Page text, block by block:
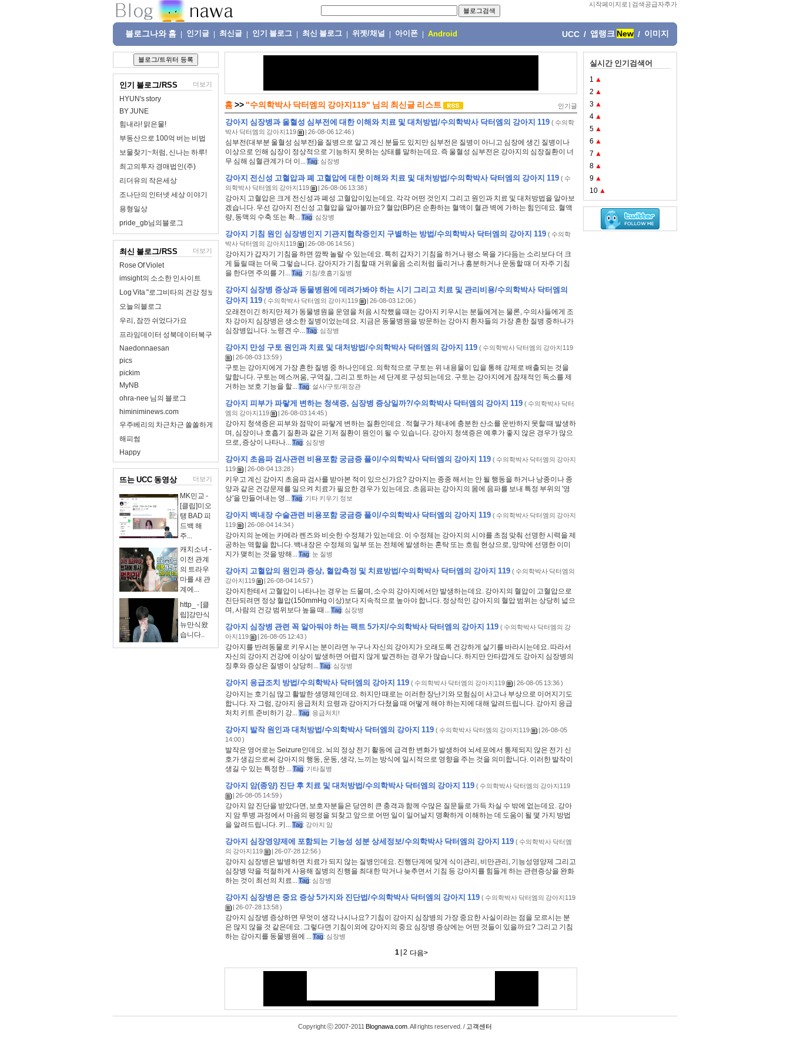
시작페이지로 | 검색공급자추가
블로그나와 홈 인기글 최신글 인기 블로그 최신 블로그 위젯/채널 아이폰 Android UCC / 앱랭크 New / 이미지
인기 블로그/RSS 더보기
HYUN's story
BY JUNE
힘내라! 맑은물!
부동산으로 100억 버는 비법
보물찾기~처럼, 신나는 하루!
최고의투자 경매법인(주)
리더유의 작은세상
조나단의 인터넷 세상 이야기
용형일상
pride_gb님의블로그
최신 블로그/RSS 더보기
Rose Of Violet
imsight의 소소한 인사이트
Log Vita "로그비타의 건강 정보 완전 정리"
오늘의블로그
우리, 잠깐 쉬었다가요
프라임데이터 성북데이터복구
Naedonnaesan
pics
pickim
MyNB
ohra-nee 님의 블로그
himiniminews.com
우주베리의 차근차근 쏠쏠하게
해피썸
Happy
뜨는 UCC 동영상 더보기
MK민교 -
[클립]미오
탱 BAD 피
드백 해
주...
캐치소녀 -
이전 관계
의 트라우
마를 새 관
계에...
http_ - [클
립]강만식
뉴만식왔
습니다..
홈>> "수의학박사 닥터엠의 강아지119" 님의 최신글 리스트 인기글
강아지 심장병과 울혈성 심부전에 대한 이해와 치료 및 대처방법/수의학박사 닥터엠의 강아지 119 ( 수의학
박사 닥터엠의 강아지119
| 26-08-06 12:46 )
심부전(대부분 울혈성 심부전)을 질병으로 알고 계신 분들도 있지만 심부전은 질병이 아니고 심장에 생긴 질병이나
이상으로 인해 심장이 정상적으로 기능하지 못하는 상태를 말하는데요. 즉 울혈성 심부전은 강아지의 심장질환이 너
무 심해 심혈관계가 더 이...Tag: 심장병
강아지 전신성 고혈압과 폐 고혈압에 대한 이해와 치료 및 대처방법/수의학박사 닥터엠의 강아지 119 ( 수
의학박사 닥터엠의 강아지119
| 26-08-06 13:38 )
강아지 고혈압은 크게 전신성과 폐성 고혈압이있는데요. 각각 어떤 것인지 그리고 원인과 치료 및 대처방법을 알아보
겠습니다. 우선 강아지 전신성 고혈압을 알아볼까요? 혈압(BP)은 순환하는 혈액이 혈관 벽에 가하는 힘인데요. 혈액
량, 동맥의 수축 또는 확...Tag: 심장병
강아지 기침 원인 심장병인지 기관지협착증인지 구별하는 방법/수의학박사 닥터엠의 강아지 119 ( 수의학
박사 닥터엠의 강아지119
| 26-08-06 14:56 )
강아지가 갑자기 기침을 하면 깜짝 놀랄 수 있는데요. 특히 갑자기 기침을 하거나 평소 목을 가다듬는 소리보다 더 크
게 들릴 때는 더욱 그렇습니다. 강아지가 기침할 때 거위울음 소리처럼 들리거나 흥분하거나 운동할 때 더 자주 기침
을 한다면 주의를 기...Tag: 기침/호흡기질병
강아지 심장병 증상과 동물병원에 데려가봐야 하는 시기 그리고 치료 및 관리비용/수의학박사 닥터엠의
강아지 119 ( 수의학박사 닥터엠의 강아지119 | 26-08-03 12:06 )
오래전이긴 하지만 제가 동물병원을 운영을 처음 시작했을 때는 강아지 키우시는 분들에게는 물론, 수의사들에게 조
차 강아지 심장병은 생소한 질병이었는데요. 지금은 동물병원을 방문하는 강아지 환자들의 가장 흔한 질병 중하나가
심장병입니다. 노령견 수...Tag: 심장병
강아지 만성 구토 원인과 치료 및 대처방법/수의학박사 닥터엠의 강아지 119 ( 수의학박사 닥터엠의 강아지119
| 26-08-03 13:59 )
구토는 강아지에게 가장 흔한 질병 중 하나인데요. 의학적으로 구토는 위 내용물이 입을 통해 강제로 배출되는 것을
말합니다. 구토는 메스꺼움, 구역질, 그리고 토하는 세 단계로 구성되는데요. 구토는 강아지에게 잠재적인 독소를 제
거하는 보호 기능을 할...Tag: 설사/구토/위장관
강아지 피부가 파랗게 변하는 청색증, 심장병 증상일까?/수의학박사 닥터엠의 강아지 119 ( 수의학박사 닥터
엠의 강아지119
| 26-08-03 14:45 )
강아지 청색증은 피부와 점막이 파랗게 변하는 질환인데요 . 적혈구가 체내에 충분한 산소를 운반하지 못할 때 발생하
며, 심장이나 호흡기 질환과 같은 기저 질환이 원인이 될 수 있습니다. 강아지 청색증은 예후가 좋지 않은 경우가 많으
므로, 증상이 나타나...Tag: 심장병
강아지 초음파 검사관련 비용포함 궁금증 풀이/수의학박사 닥터엠의 강아지 119 ( 수의학박사 닥터엠의 강아지
119
| 26-08-04 13:28 )
키우고 계신 강아지 초음파 검사를 받아본 적이 있으신가요? 강아지는 종종 해서는 안 될 행동을 하거나 낭종이나 종
양과 같은 건강문제를 일으켜 치료가 필요한 경우가 있는데요. 초음파는 강아지의 몸에 음파를 보내 특정 부위의 '영
상'을 만들어내는 영...Tag: 기타 키우기 정보
강아지 백내장 수술관련 비용포함 궁금증 풀이/수의학박사 닥터엠의 강아지 119 ( 수의학박사 닥터엠의 강아지
119
| 26-08-04 14:34 )
강아지의 눈에는 카메라 렌즈와 비슷한 수정체가 있는데요. 이 수정체는 강아지의 시야를 초점 맞춰 선명한 시력을 제
공하는 역할을 합니다. 백내장은 수정체의 일부 또는 전체에 발생하는 혼탁 또는 흐림 현상으로, 망막에 선명한 이미
지가 맺히는 것을 방해...Tag: 눈 질병
강아지 고혈압의 원인과 증상, 혈압측정 및 치료방법/수의학박사 닥터엠의 강아지 119 ( 수의학박사 닥터엠의
강아지119
| 26-08-04 14:57 )
강아지한테서 고혈압이 나타나는 경우는 드물며, 소수의 강아지에서만 발생하는데요. 강아지의 혈압이 고혈압으로
진단되려면 정상 혈압(150mmHg 이상)보다 지속적으로 높아야 합니다. 정상적인 강아지의 혈압 범위는 상당히 넓으
며, 사람의 건강 범위보다 높을 때...Tag: 심장병
강아지 심장병 관련 꼭 알아둬야 하는 팩트 5가지/수의학박사 닥터엠의 강아지 119 ( 수의학박사 닥터엠의 강
아지119
| 26-08-05 12:43 )
강아지를 반려동물로 키우시는 분이라면 누구나 자신의 강아지가 오래도록 건강하게 살기를 바라시는데요. 따라서
자신의 강아지 건강에 이상이 발생하면 어렵지 않게 발견하는 경우가 많습니다. 하지만 안타깝게도 강아지 심장병의
징후와 증상은 질병이 상당히...Tag: 심장병
강아지 응급조치 방법/수의학박사 닥터엠의 강아지 119 ( 수의학박사 닥터엠의 강아지119 | 26-08-05 13:36 )
강아지는 호기심 많고 활발한 생명체인데요. 하지만 때로는 이러한 장난기와 모험심이 사고나 부상으로 이어지기도
합니다. 자 그럼, 강아지 응급처치 요령과 강아지가 다쳤을 때 어떻게 해야 하는지에 대해 알려드립니다. 강아지 응급
처치 키트 준비하기 강...Tag: 응급처치!
강아지 발작 원인과 대처방법/수의학박사 닥터엠의 강아지 119 ( 수의학박사 닥터엠의 강아지119
| 26-08-05
14:00 )
발작은 영어로는 Seizure인데요. 뇌의 정상 전기 활동에 급격한 변화가 발생하여 뇌세포에서 통제되지 않은 전기 신
호가 생김으로써 강아지의 행동, 운동, 생각, 느끼는 방식에 일시적으로 영향을 주는 것을 의미합니다. 이러한 발작이
생길 수 있는 특정한 ...Tag: 기타질병
강아지 암(종양) 진단 후 치료 및 대처방법/수의학박사 닥터엠의 강아지 119 ( 수의학박사 닥터엠의 강아지119
| 26-08-05 14:59 )
강아지 암 진단을 받았다면, 보호자분들은 당연히 큰 충격과 함께 수많은 질문들로 가득 차실 수 밖에 없는데요. 강아
지 암 투병 과정에서 마음의 평정을 되찾고 앞으로 어떤 일이 일어날지 명확하게 이해하는 데 도움이 될 몇 가지 방법
을 알려드립니다. 키...Tag: 강아지 암
강아지 심장영양제에 포함되는 기능성 성분 상세정보/수의학박사 닥터엠의 강아지 119 ( 수의학박사 닥터엠
의 강아지119
| 26-07-28 12:56 )
강아지 심장병은 발병하면 치료가 되지 않는 질병인데요. 진행단계에 맞게 식이관리, 비만관리, 기능성영양제 그리고
심장병 약을 적절하게 사용해 질병의 진행을 최대한 막거나 늦추면서 기침 등 강아지를 힘들게 하는 관련증상을 완화
하는 것이 최선의 치료...Tag: 심장병
강아지 심장병은 중요 증상 5가지와 진단법/수의학박사 닥터엠의 강아지 119 ( 수의학박사 닥터엠의 강아지119
| 26-07-28 13:58 )
강아지 심장병 증상하면 무엇이 생각 나시나요? 기침이 강아지 심장병의 가장 중요한 사실이라는 점을 모르시는 분
은 많지 않을 것 같은데요. 그렇다면 기침이외에 강아지의 중요 심장병 증상에는 어떤 것들이 있을까요? 그리고 기침
하는 강아지를 동물병원에 ...Tag: 심장병
1| 2 다음>
실시간 인기검색어
1 ▲
2 ▲
3 ▲
4 ▲
5 ▲
6 ▲
7 ▲
8 ▲
9 ▲
10 ▲
Copyright ⓒ 2007-2011 Blognawa.com . All rights reserved. / 고객센터